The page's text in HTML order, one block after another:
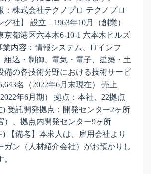
：株式会社テクノプロ テクノプロ
グ社】 設立：1963年10月（創業）
京都港区六本木6-10-1 六本木ヒルズ
業内容：情報システム、ITインフ
組込・制御、電気・電子、建築・土
備の各技術分野における技術サービ
名（2022年6月末現在） 売上
年6月期） 拠点：本社、22拠点
) 受託開発拠点：開発センター2ヶ所
）、拠点内開発センター9ヶ所
) 【備考】本求人は、雇用会社より
ガン（人材紹介会社）がお預かりし